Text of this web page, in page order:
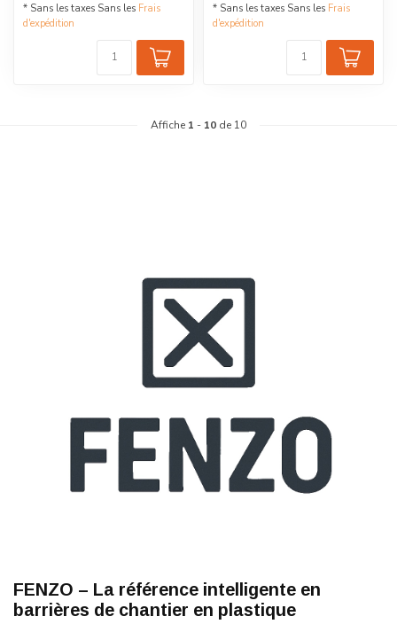
* Sans les taxes Sans les Frais
d'expédition
* Sans les taxes Sans les Frais
d'expédition
Affiche 1 - 10 de 10
FENZO – La référence intelligente en
barrières de chantier en plastique